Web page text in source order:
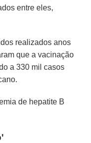
entre eles,
realizados anos
que a vacinação
a 330 mil casos
de hepatite B